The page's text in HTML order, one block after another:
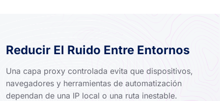
Reducir El Ruido Entre Entornos
Una capa proxy controlada evita que dispositivos,
navegadores y herramientas de automatización
dependan de una IP local o una ruta inestable.